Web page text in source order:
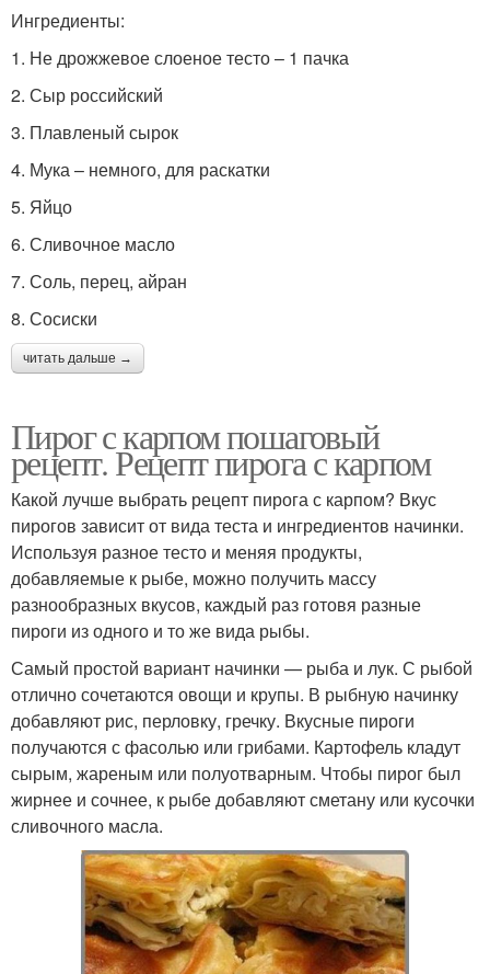
Ингредиенты:
1. Не дрожжевое слоеное тесто – 1 пачка
2. Сыр российский
3. Плавленый сырок
4. Мука – немного, для раскатки
5. Яйцо
6. Сливочное масло
7. Соль, перец, айран
8. Сосиски
читать дальше →
Пирог с карпом пошаговый
рецепт. Рецепт пирога с карпом
Какой лучше выбрать рецепт пирога с карпом? Вкус
пирогов зависит от вида теста и ингредиентов начинки.
Используя разное тесто и меняя продукты,
добавляемые к рыбе, можно получить массу
разнообразных вкусов, каждый раз готовя разные
пироги из одного и то же вида рыбы.
Самый простой вариант начинки — рыба и лук. С рыбой
отлично сочетаются овощи и крупы. В рыбную начинку
добавляют рис, перловку, гречку. Вкусные пироги
получаются с фасолью или грибами. Картофель кладут
сырым, жареным или полуотварным. Чтобы пирог был
жирнее и сочнее, к рыбе добавляют сметану или кусочки
сливочного масла.